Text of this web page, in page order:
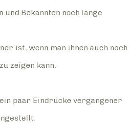
und Bekannten noch lange
ist, wenn man ihnen auch noch
zeigen kann.
paar Eindrücke vergangener